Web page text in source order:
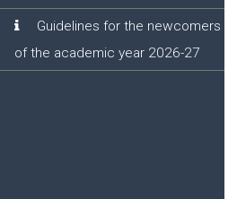
Guidelines for the newcomers
of the academic year 2026-27